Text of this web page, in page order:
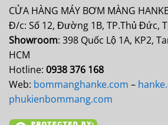
CỬA HÀNG MÁY BƠM MÀNG HANKE
Đ/c: Số 12, Đường 1B, TP.Thủ Đức,
Showroom: 398 Quốc Lộ 1A, KP2,
HCM
Hotline: 0938 376 168
Web: bommanghanke.com –
phukienbommang.com